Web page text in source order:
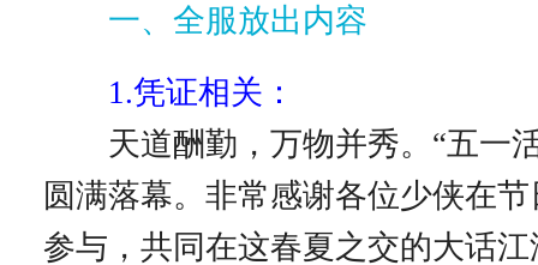
一、全服放出内容
1.凭证相关：
天道酬勤，万物并秀。“五一
圆满落幕。非常感谢各位少侠在
参与，共同在这春夏之交的大话